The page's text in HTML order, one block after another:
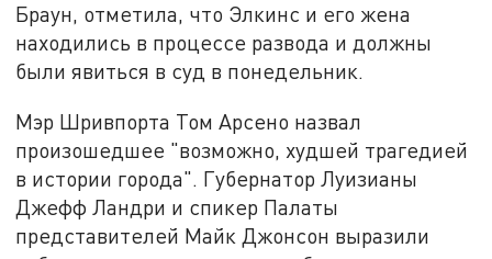
Браун, отметила, что Элкинс и его жена
находились в процессе развода и должны
были явиться в суд в понедельник.
Мэр Шривпорта Том Арсено назвал
произошедшее "возможно, худшей трагедией
в истории города". Губернатор Луизианы
Джефф Ландри и спикер Палаты
представителей Майк Джонсон выразили